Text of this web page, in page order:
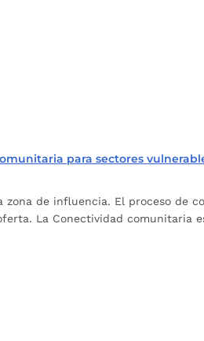
para sectores
zona de influencia. El proceso
La Conectividad comunitaria